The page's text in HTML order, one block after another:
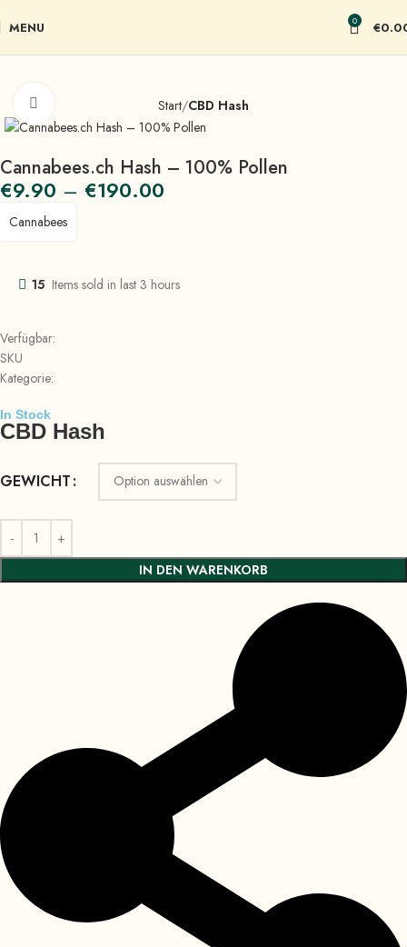
MENU 0 €
Start CBD Hash
Cannabees.ch Hash – 100% Pollen
€9.90 – €190.00
Cannabees
15 Items sold in last 3 hours
Verfügbar:
SKU
Kategorie:
In Stock
CBD Hash
GEWICHT
IN DEN WARENKORB